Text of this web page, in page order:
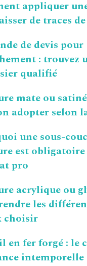
appliquer
de traces
de devis pour
: trouvez
qualifié
mate ou
adopter selon
une sous-
est
pro
acrylique ou
les
choisir
en fer forgé : le
intemporelle